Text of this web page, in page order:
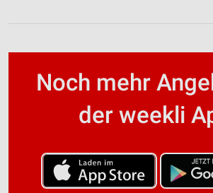
Noch mehr
der weekli